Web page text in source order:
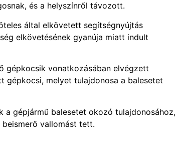
és a helyszínről távozott.
által elkövetett segítségnyújtás
elkövetésének gyanúja miatt indult
gépkocsik vonatkozásában elvégzett
gépkocsi, melyet tulajdonosa a balesetet
gépjármű balesetet okozó tulajdonosához,
vallomást tett.